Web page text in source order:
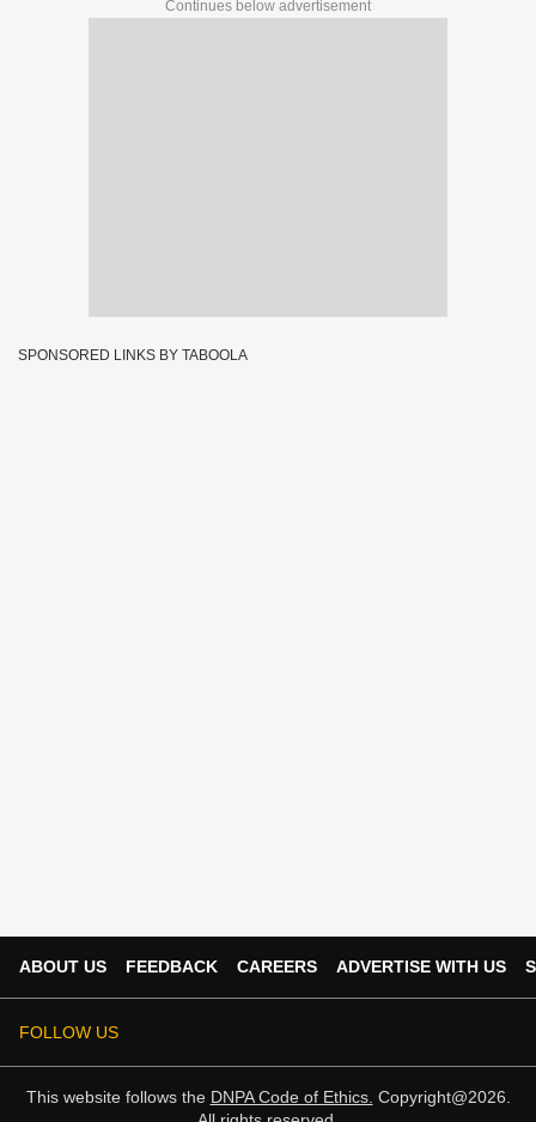
Continues below advertisement
SPONSORED LINKS BY TABOOLA
ABOUT US FEEDBACK CAREERS ADVERTISE WITH US
FOLLOW US
This website follows the DNPA Code of Ethics. Copyright@2026.